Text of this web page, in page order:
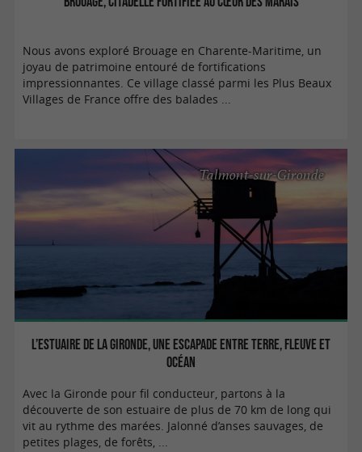
Nous avons exploré Brouage en Charente-Maritime, un
joyau de patrimoine entouré de fortifications
impressionnantes. Ce village classé parmi les Plus Beaux
Villages de France offre des balades ...
L’estuaire de la Gironde, une escapade entre terre, fleuve et
océan
Talmont-sur-Gironde
Avec la Gironde pour fil conducteur, partons à la
découverte de son estuaire de plus de 70 km de long qui
vit au rythme des marées. Jalonné d’anses sauvages, de
petites plages, de forêts, ...